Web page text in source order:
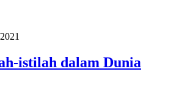
istilah dalam Dunia